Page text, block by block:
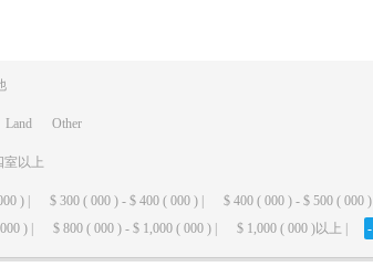
Land Other
室以上
) | $ 300 ( 000 ) - $ 400 ( 000 ) |
$ 400 ( 000 ) - $ 500 ( 000 ) |
) |
$ 800 ( 000 ) - $ 1,000 ( 000 ) | $ 1,000 ( 000 )以上 | -